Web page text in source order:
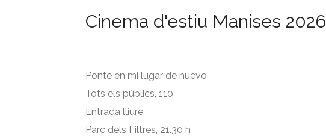
Cinema d'estiu Manises 2026
Ponte en mi lugar de nuevo
Tots els públics, 110’
Entrada lliure
Parc dels Filtres, 21.30 h